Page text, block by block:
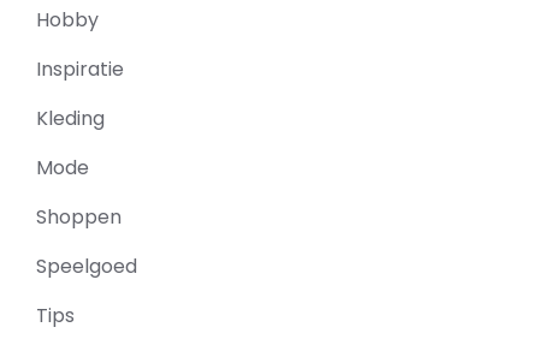
Hobby
Inspiratie
Kleding
Mode
Shoppen
Speelgoed
Tips